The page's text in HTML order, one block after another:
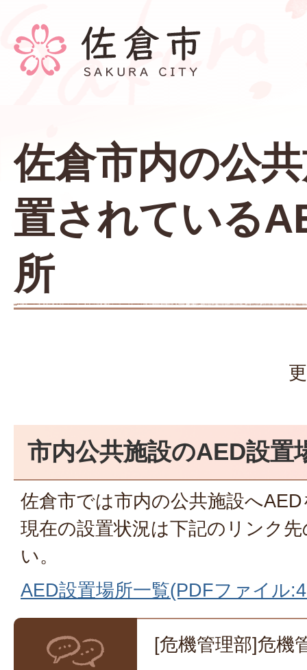
佐倉市内の公
置されている
所
市内公共施設のAED設置
佐倉市では市内の公共施設へ
現在の設置状況は下記のリンク
い。
AED設置場所一覧(PDFファイル
[危機管理部]危機